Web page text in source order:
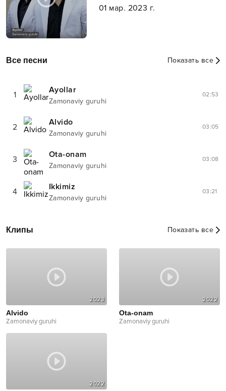
01 мар. 2023 г.
Все песни Показать все
1 Ayollar
Zamonaviy guruhi
02:53
2 Alvido
Zamonaviy guruhi
03:05
3 Ota-onam
Zamonaviy guruhi
03:08
4 Ikkimiz
Zamonaviy guruhi
03:21
Клипы Показать все
2023
Alvido
Zamonaviy guruhi
2022
Ota-onam
Zamonaviy guruhi
2022